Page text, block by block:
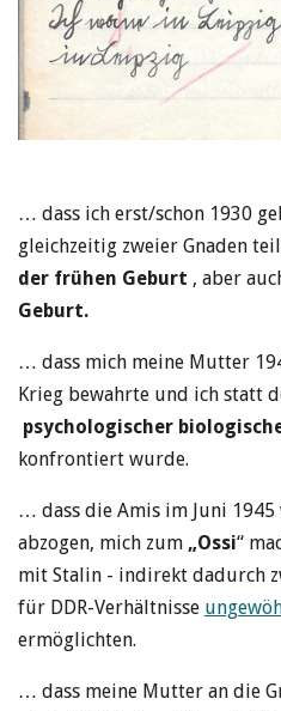
… dass ich erst/schon 1930
gleichzeitig zweier Gnaden
der frühen Geburt , aber
Geburt.
… dass mich meine Mutter
Krieg bewahrte und ich statt
psychologischer
konfrontiert wurde.
… dass die Amis im Juni
abzogen, mich zum „Ossi“
mit Stalin - indirekt dadurch
für DDR-Verhältnisse
ermöglichten.
… dass meine Mutter an die